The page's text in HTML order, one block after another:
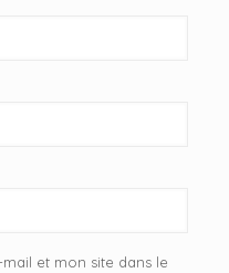
et mon site dans le